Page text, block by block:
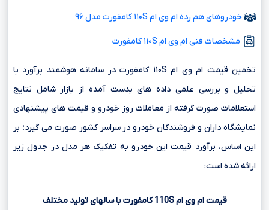
خودروهای هم رده ام وی ام ۱۱۰S کامفورت مدل ۹۶
مشخصات فنی ام وی ام ۱۱۰S کامفورت
تخمین قیمت ام وی ام ۱۱۰S کامفورت در سامانه هوشمند برآورد با
تحلیل و بررسی علمی داده های بدست آمده از بازار شامل نتایج
استعلامات صورت گرفته از معاملات روز خودرو و قیمت های پیشنهادی
نمایشگاه داران و فروشندگان خودرو در سراسر کشور صورت می گیرد؛ بر
این اساس، برآورد قیمت این خودرو به تفکیک هر مدل در جدول زیر
ارائه شده است:
قیمت ام وی ام110Sکامفورت با سالهای تولید مختلف